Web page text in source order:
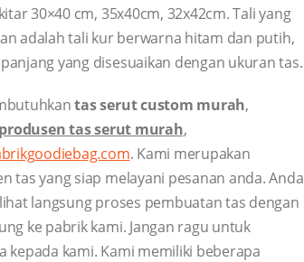
30×40 cm, 35x40cm, 32x42cm. Tali yang
adalah tali kur berwarna hitam dan putih,
yang disesuaikan dengan ukuran tas.
tas serut custom murah,
produsen tas serut murah,
. Kami merupakan
tas yang siap melayani pesanan anda. Anda
langsung proses pembuatan tas dengan
ke pabrik kami. Jangan ragu untuk
kepada kami. Kami memiliki beberapa